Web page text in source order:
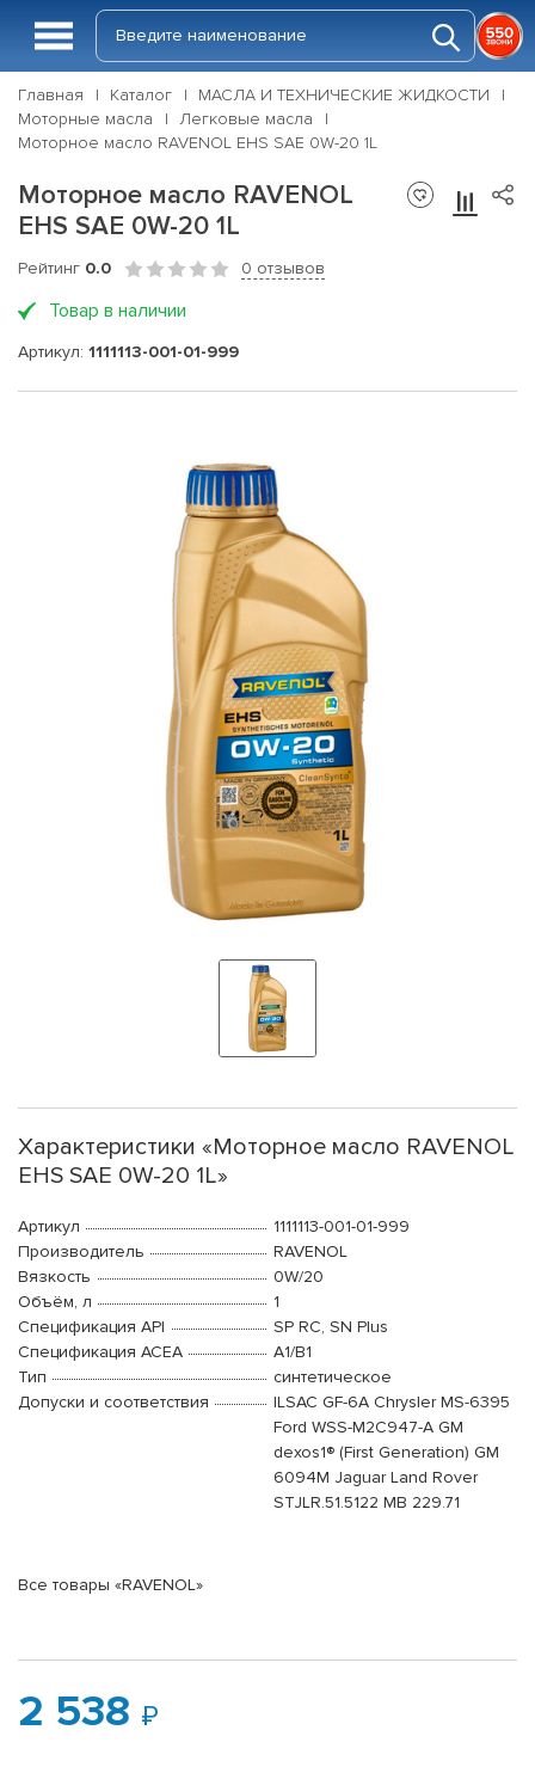
Главная Каталог
МАСЛА И ТЕХНИЧЕСКИЕ ЖИДКОСТИ
Моторные масла
Легковые масла
Моторное масло RAVENOL EHS SAE 0W-20 1L
Моторное масло RAVENOL
EHS SAE 0W-20 1L
Рейтинг 0.0 0 отзывов
Товар в наличии
Артикул: 1111113-001-01-999
Характеристики «Моторное масло RAVENOL
EHS SAE 0W-20 1L»
Артикул
1111113-001-01-999
Производитель
RAVENOL
Вязкость
0W/20
Объём, л
1
Спецификация API
SP RC, SN Plus
Спецификация ACEA
A1/B1
Тип
синтетическое
Допуски и соответствия
ILSAC GF-6A Chrysler MS-6395
Ford WSS-M2C947-A GM
dexos1® (First Generation) GM
6094M Jaguar Land Rover
STJLR.51.5122 MB 229.71
Все товары «RAVENOL»
2 538